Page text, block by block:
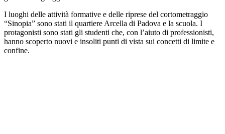
I luoghi delle attività formative e delle riprese del cortometraggio
“Sinopia” sono stati il quartiere Arcella di Padova e la scuola. I
protagonisti sono stati gli studenti che, con l’aiuto di professionisti,
hanno scoperto nuovi e insoliti punti di vista sui concetti di limite e
confine.